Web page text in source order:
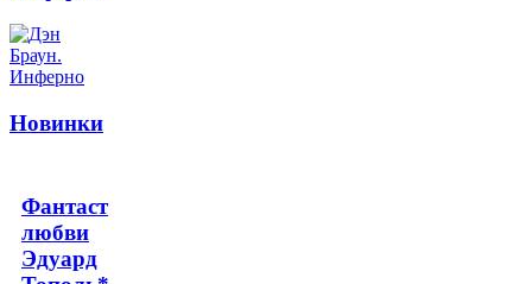
Новинки
Фантаст
любви
Эдуард